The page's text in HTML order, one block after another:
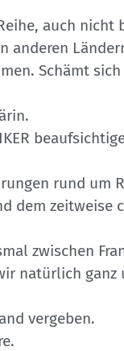
auch
anderen
Schämt
rund
dem
zwischen
natürlich
vergeben.